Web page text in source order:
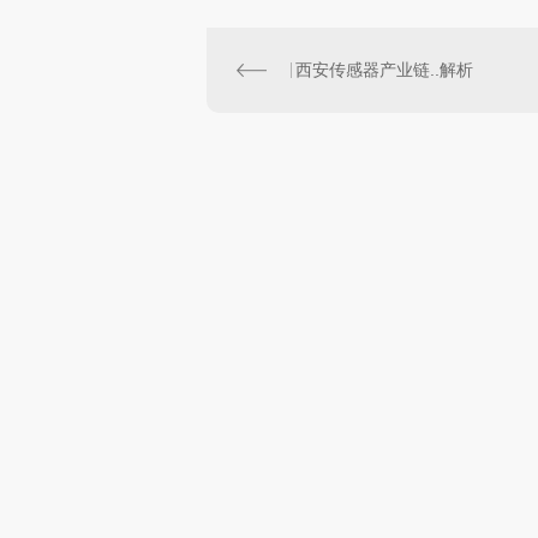
西安传感器产业链..解析